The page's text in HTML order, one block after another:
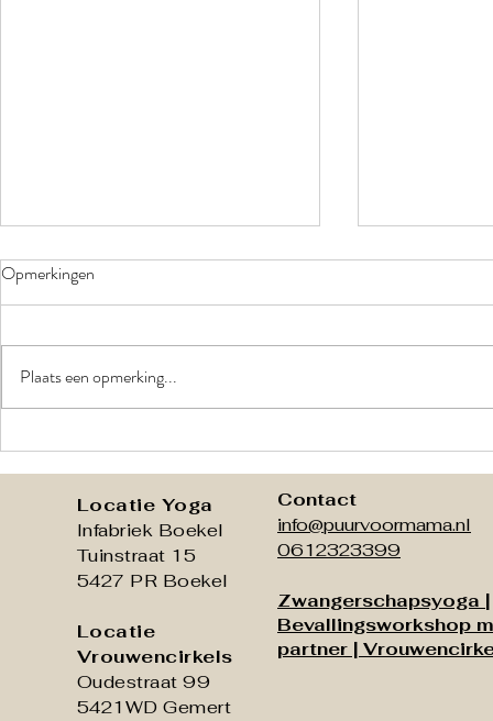
Help! Waar zet ik het bevalbad
neer?
Waarom zou
schrijven?
Opmerkingen
Plaats een opmerking...
Locatie Yoga
Infabriek Boekel
Tuinstraat 15
5427 PR Boekel
Locatie
Vrouwencirkels
Oudestraat 99
5421WD Gemert
Contact
info@puurvoormama.nl
0612323399
Zwangerschapsyoga |
Bevallingsworkshop
partner |